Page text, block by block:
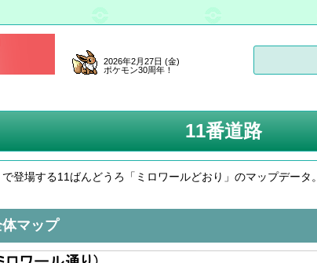
11番道路
で登場する11ばんどうろ「ミロワールどおり」のマップデータ。
マップ
2026年2月27日 (金)
ポケモン30周年！